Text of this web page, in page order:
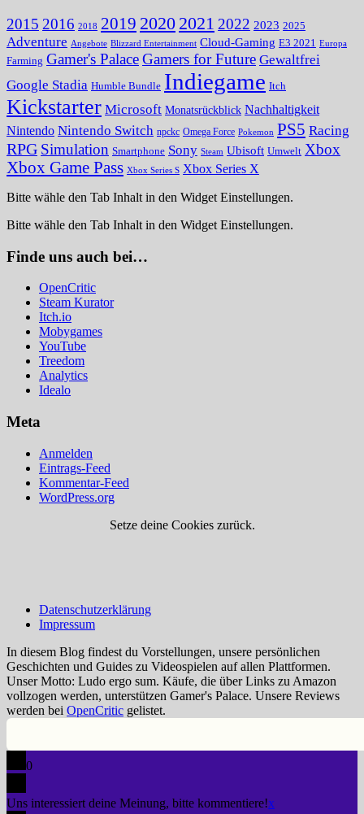
2015 2016 2018 2019 2020 2021 2022 2023 2025
Adventure Angebote Blizzard Entertainment Cloud-Gaming E3 2021 Europa
Farming Gamer's PalaceGamers for Future Gewaltfrei
Google Stadia Humble Bundle Indiegame Itch
Kickstarter Microsoft Monatsrückblick Nachhaltigkeit
Nintendo Nintendo Switch npckc Omega Force Pokemon PS5 Racing
RPG Simulation Smartphone Sony Steam Ubisoft Umwelt Xbox
Xbox Game Pass Xbox Series S Xbox Series X
Bitte wähle den Tab Inhalt in den Widget Einstellungen.
Bitte wähle den Tab Inhalt in den Widget Einstellungen.
Finde uns auch bei…
OpenCritic
Steam Kurator
Itch.io
Mobygames
YouTube
Treedom
Analytics
Idealo
Meta
Anmelden
Eintrags-Feed
Kommentar-Feed
WordPress.org
Setze deine Cookies zurück.
Datenschutzerklärung
Impressum
In diesem Blog findest du Vorstellungen, unsere persönlichen
Geschichten und Guides zu Videospielen auf allen Plattformen.
Unser Motto: Ludo ergo sum. Käufe, die über Links zu Amazon
vollzogen werden, unterstützen Gamer's Palace. Unsere Reviews
werden bei OpenCritic gelistet.
0
Uns interessiert deine Meinung, bitte kommentiere!x